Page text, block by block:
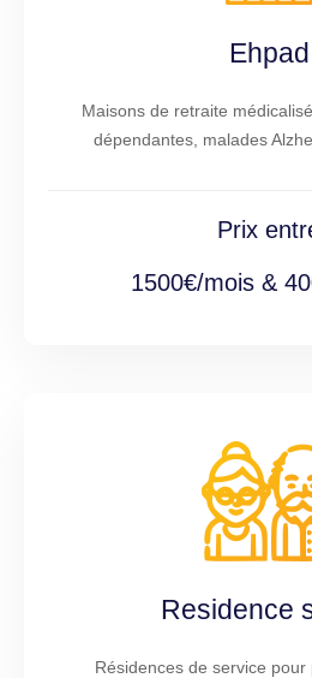
Ehpad
Maisons de retraite
dépendantes, malades
Prix
1500€/mois &
Residence
Résidences de service